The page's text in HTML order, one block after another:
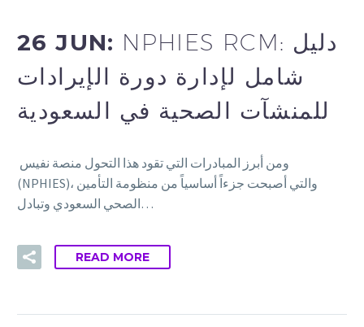
26 JUN: NPHIES RCM: دليل
شامل لإدارة دورة الإيرادات
للمنشآت الصحية في السعودية
(NPHIES)، والتي أصبحت جزءاً أساسياً من منظومة التأمين
الصحي السعودي وتبادل…
READ MORE